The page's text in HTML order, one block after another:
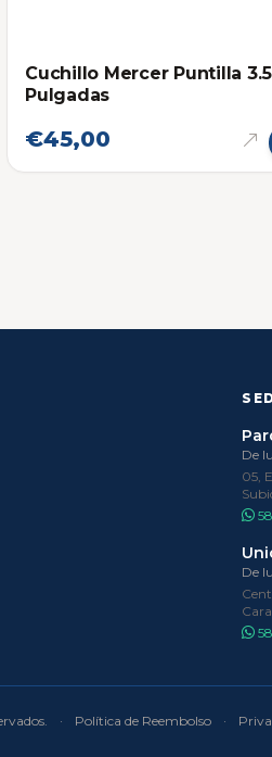
Cuchillo Mercer Puntilla 3.5
Pulgadas
€45,00
De
05,
De
· Política de Reembolso ·